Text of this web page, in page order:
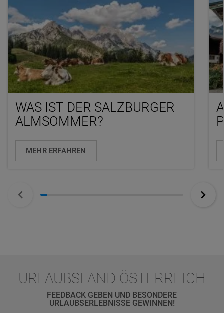
WAS IST DER SALZBURGER
ALMSOMMER?
MEHR ERFAHREN
URLAUBSLAND ÖSTERREICH
FEEDBACK GEBEN UND BESONDERE
URLAUBSERLEBNISSE GEWINNEN!